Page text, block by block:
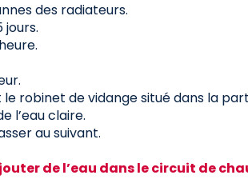
des radiateurs.
jours.
le robinet de vidange situé dans la
l’eau claire.
au suivant.
de l’eau dans le circuit de